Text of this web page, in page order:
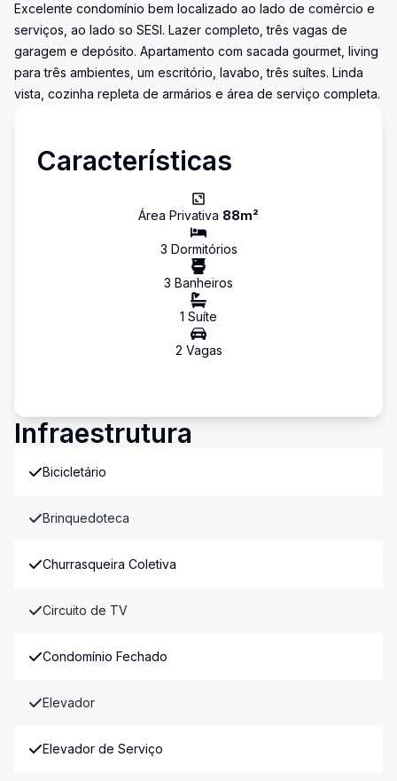
Excelente condomínio bem localizado ao lado de comércio e
serviços, ao lado so SESI. Lazer completo, três vagas de
garagem e depósito. Apartamento com sacada gourmet, living
para três ambientes, um escritório, lavabo, três suítes. Linda
vista, cozinha repleta de armários e área de serviço completa.
Características
Área Privativa 88m²
3 Dormitórios
3 Banheiros
1 Suíte
2 Vagas
Infraestrutura
Bicicletário
Brinquedoteca
Churrasqueira Coletiva
Circuito de TV
Condomínio Fechado
Elevador
Elevador de Serviço